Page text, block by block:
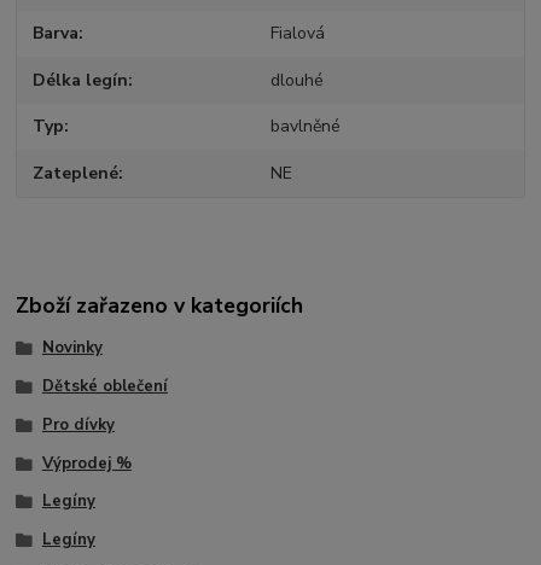
Barva Fialová
Délka legín dlouhé
Typ bavlněné
Zateplené NE
Zboží zařazeno v kategoriích
Novinky
Dětské oblečení
Pro dívky
Výprodej %
Legíny
Legíny